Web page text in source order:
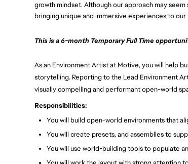
growth mindset. Although our approach may
bringing unique and immersive experiences to our
This is a 6-month Temporary Full Time
As an Environment Artist at Motive, you will help
storytelling. Reporting to the Lead Environment
visually compelling and performant open-world
Responsibilities:
You will build open-world environments that
You will create presets, and assemblies to
You will use world-building tools to populate